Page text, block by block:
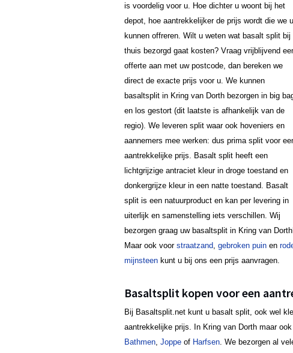
is voordelig voor u. Hoe dichter u woont bij het
depot, hoe aantrekkelijker de prijs wordt die we u
kunnen offreren. Wilt u weten wat basalt split bij
thuis bezorgd gaat kosten? Vraag vrijblijvend
offerte aan met uw postcode, dan bereken we
direct de exacte prijs voor u. We kunnen
basaltsplit in Kring van Dorth bezorgen in big
en los gestort (dit laatste is afhankelijk van de
regio). We leveren split waar ook hoveniers en
aannemers mee werken: dus prima split voor
aantrekkelijke prijs. Basalt split heeft een
lichtgrijzige antraciet kleur in droge toestand en
donkergrijze kleur in een natte toestand. Basalt
split is een natuurproduct en kan per levering in
uiterlijk en samenstelling iets verschillen. Wij
bezorgen graag uw basaltsplit in Kring van
Maar ook voor straatzand, gebroken puin en
mijnsteen kunt u bij ons een prijs aanvragen.
Basaltsplit kopen voor een
Bij Basaltsplit.net kunt u basalt split, ook wel
aantrekkelijke prijs. In Kring van Dorth maar
Bathmen, Joppe of Harfsen. We bezorgen al